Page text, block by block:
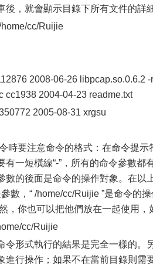
後，就會顯示目錄下所有文件的詳
cc/Ruijie
2008-06-26 libpcap.so.0.6.2
cc1938 2004-04-23 readme.txt
2005-08-31 xrgsu
時要注意命令的格式：在命令提
有一短橫線“-”，所有的命令參數
的後面是命令的操作對象。在以
數，“ /home/cc/Ruijie ”是命令的
，你也可以把他們放在一起使用，
cc/Ruijie
令形式執行的結果是完全一樣的。
進行操作；如果不在當前目錄則需